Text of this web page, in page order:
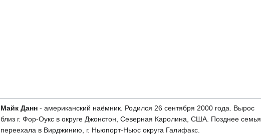
Майк Данн - американский наёмник. Родился 26 сентября 2000 года. Вырос
близ г. Фор-Оукс в округе Джонстон, Северная Каролина, США. Позднее семья
переехала в Вирджинию, г. Ньюпорт-Ньюс округа Галифакс.